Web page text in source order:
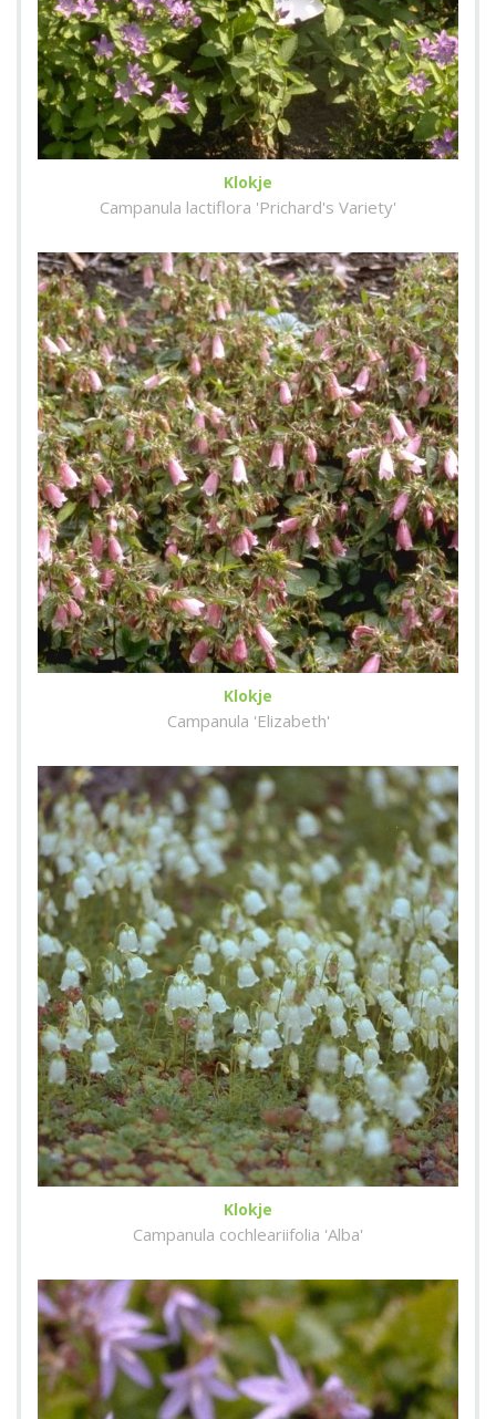
Klokje
Campanula lactiflora 'Prichard's Variety'
Klokje
Campanula 'Elizabeth'
Klokje
Campanula cochleariifolia 'Alba'